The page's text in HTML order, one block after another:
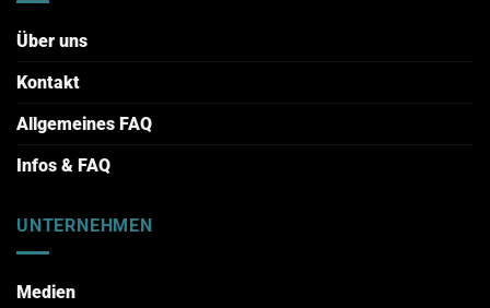
Über uns
Kontakt
Allgemeines FAQ
Infos & FAQ
UNTERNEHMEN
Medien